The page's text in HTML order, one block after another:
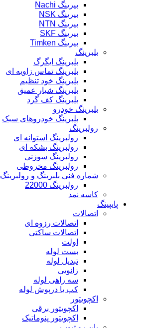
بیرینگ Nachi
بیرینگ NSK
بیرینگ NTN
بیرینگ SKF
بیرینگ Timken
بلبرینگ
بلبرینگ ایگرگ
بلبرینگ تماس زاویه ای
بلبرینگ خود تنظیم
بلبرینگ شیار عمیق
بلبرینگ کف گرد
بلبرینگ خودرو
بلبرینگ خودروهای سبک
رولبرینگ
رولبرینگ استوانه ای
رولبرینگ بشکه ای
رولبرینگ سوزنی
رولبرینگ مخروطی
شماره فنی بلبرینگ و رولبرینگ
رولبرینگ 22000
کاسه نمد
پایپینگ
اتصالات
اتصالات رزوه ای
اتصالات ساکتی
اولت
بست لوله
تبدیل لوله
زانویی
سه راهی لوله
کپ یا درپوش لوله
اکچویتور
اکچویتور برقی
اکچویتور پنوماتیک